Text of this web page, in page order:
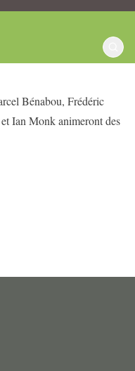
Bénabou, Frédéric
Ian Monk animeront des